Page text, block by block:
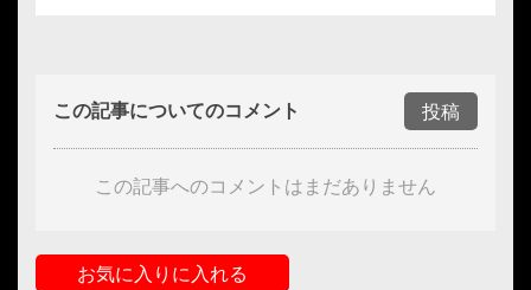
この記事についてのコメント 投稿
この記事へのコメントはまだありません
お気に入りに入れる